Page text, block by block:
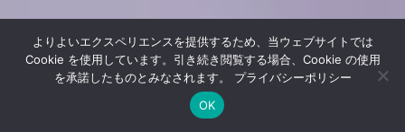
よりよいエクスペリエンスを提供するため、当ウェブサイトでは
Cookie を使用しています。引き続き閲覧する場合、Cookie の使用
を承諾したものとみなされます。 プライバシーポリシー
OK